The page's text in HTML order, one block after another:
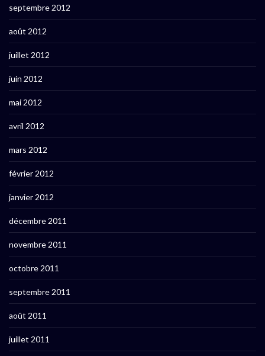
septembre 2012
août 2012
juillet 2012
juin 2012
mai 2012
avril 2012
mars 2012
février 2012
janvier 2012
décembre 2011
novembre 2011
octobre 2011
septembre 2011
août 2011
juillet 2011